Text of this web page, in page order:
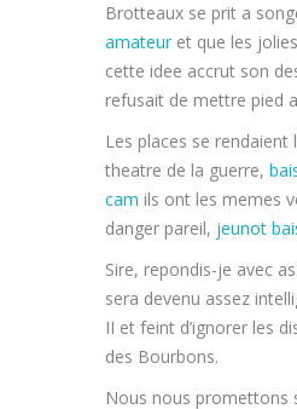
Brotteaux se prit a
amateur et que les
cette idee accrut son
refusait de mettre pied
Les places se
theatre de la guerre,
cam ils ont les memes
danger pareil, jeunot
Sire, repondis-je avec
sera devenu assez
II et feint d’ignorer les
des Bourbons.
Nous nous promettons